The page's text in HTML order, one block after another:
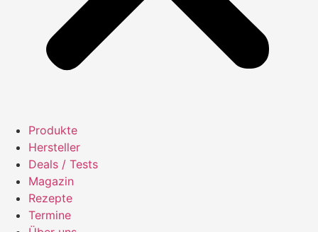
Produkte
Hersteller
Deals / Tests
Magazin
Rezepte
Termine